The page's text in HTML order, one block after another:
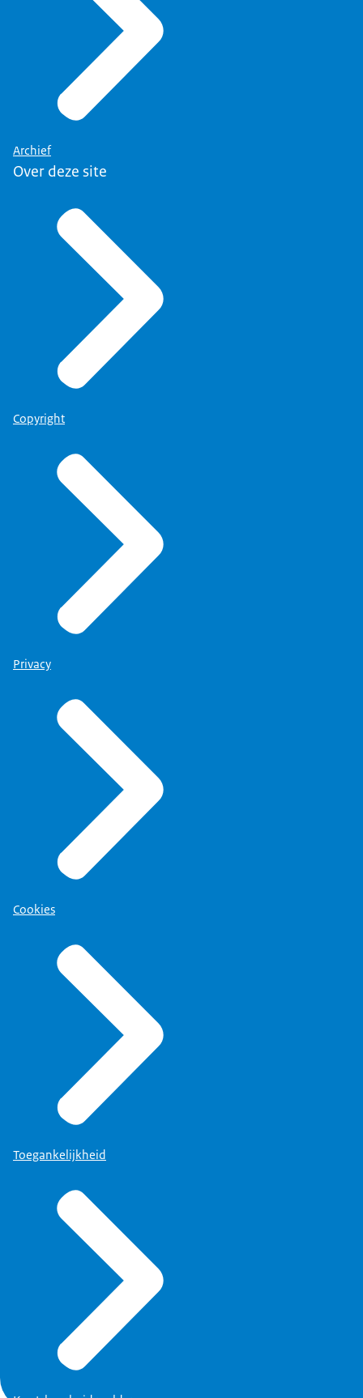
Archief
Over deze site
Copyright
Privacy
Cookies
Toegankelijkheid